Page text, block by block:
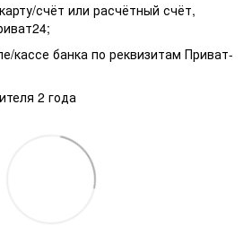
счёт или расчётный счёт,
кассе банка по реквизитам Приват-
2 года